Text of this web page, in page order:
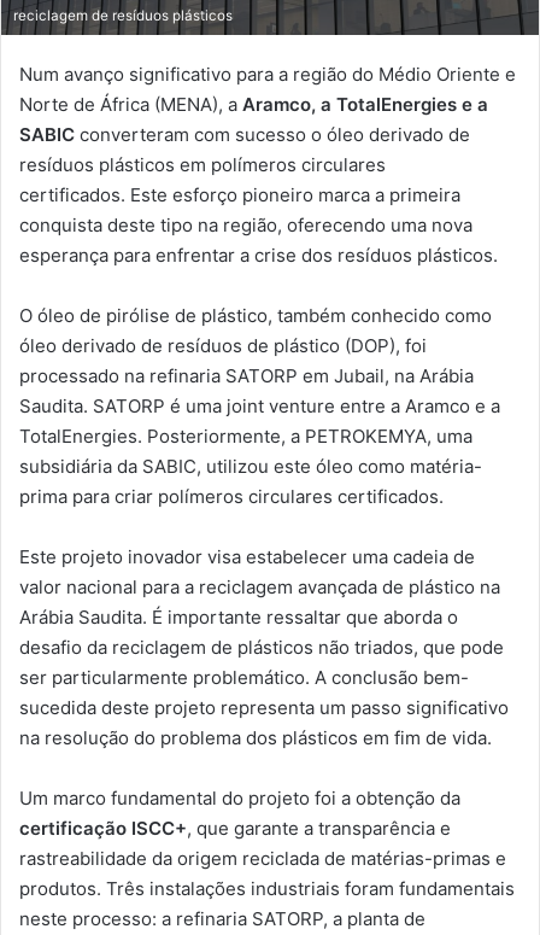
reciclagem de resíduos plásticos
Num avanço significativo para a região do Médio Oriente e
Norte de África (MENA), a Aramco, a TotalEnergies e a
SABIC converteram com sucesso o óleo derivado de
resíduos plásticos em polímeros circulares
certificados. Este esforço pioneiro marca a primeira
conquista deste tipo na região, oferecendo uma nova
esperança para enfrentar a crise dos resíduos plásticos.
O óleo de pirólise de plástico, também conhecido como
óleo derivado de resíduos de plástico (DOP), foi
processado na refinaria SATORP em Jubail, na Arábia
Saudita. SATORP é uma joint venture entre a Aramco e a
TotalEnergies. Posteriormente, a PETROKEMYA, uma
subsidiária da SABIC, utilizou este óleo como matéria-
prima para criar polímeros circulares certificados.
Este projeto inovador visa estabelecer uma cadeia de
valor nacional para a reciclagem avançada de plástico na
Arábia Saudita. É importante ressaltar que aborda o
desafio da reciclagem de plásticos não triados, que pode
ser particularmente problemático. A conclusão bem-
sucedida deste projeto representa um passo significativo
na resolução do problema dos plásticos em fim de vida.
Um marco fundamental do projeto foi a obtenção da
certificação ISCC+, que garante a transparência e
rastreabilidade da origem reciclada de matérias-primas e
produtos. Três instalações industriais foram fundamentais
neste processo: a refinaria SATORP, a planta de